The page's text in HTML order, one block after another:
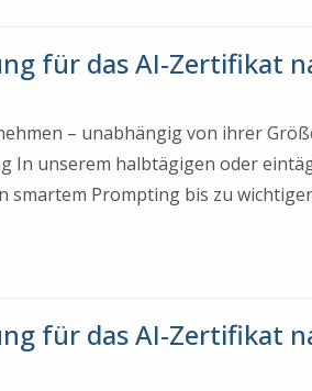
für das AI-Zertifikat
– unabhängig von ihrer
In unserem halbtägigen oder
smartem Prompting bis zu
für das AI-Zertifikat